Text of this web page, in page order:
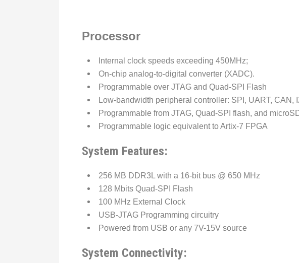
Processor
Internal clock speeds exceeding 450MHz;
On-chip analog-to-digital converter (XADC).
Programmable over JTAG and Quad-SPI Flash
Low-bandwidth peripheral controller: SPI, UART, CAN,
Programmable from JTAG, Quad-SPI flash, and
Programmable logic equivalent to Artix-7 FPGA
System Features:
256 MB DDR3L with a 16-bit bus @ 650 MHz
128 Mbits Quad-SPI Flash
100 MHz External Clock
USB-JTAG Programming circuitry
Powered from USB or any 7V-15V source
System Connectivity: